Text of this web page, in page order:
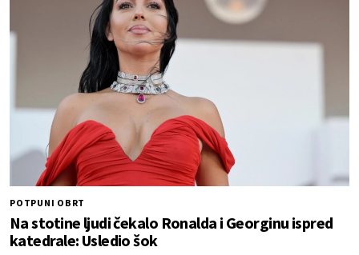
POTPUNI OBRT
Na stotine ljudi čekalo Ronalda i Georginu ispred
katedrale: Usledio šok